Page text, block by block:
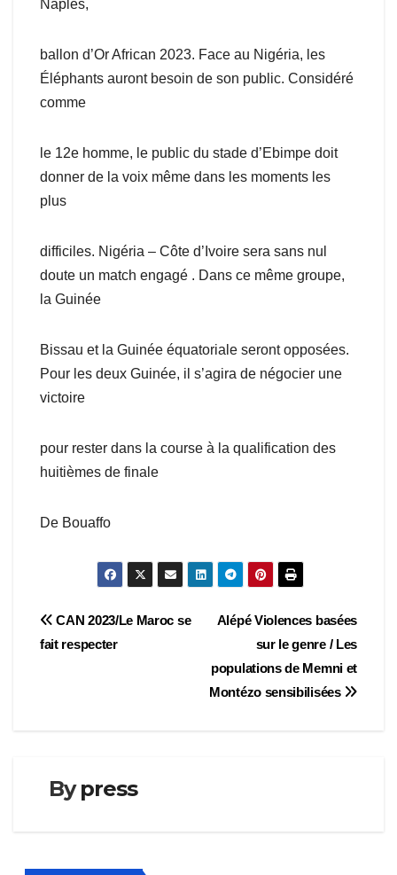
Naples,
ballon d’Or African 2023. Face au Nigéria, les
Éléphants auront besoin de son public. Considéré
comme
le 12e homme, le public du stade d’Ebimpe doit
donner de la voix même dans les moments les
plus
difficiles. Nigéria – Côte d’Ivoire sera sans nul
doute un match engagé . Dans ce même groupe,
la Guinée
Bissau et la Guinée équatoriale seront opposées.
Pour les deux Guinée, il s’agira de négocier une
victoire
pour rester dans la course à la qualification des
huitièmes de finale
De Bouaffo
Navigation
Alépé Violences basées
sur le genre / Les
populations de Memni et
Montézo sensibilisées
CAN 2023/Le Maroc se
fait respecter
Bypress